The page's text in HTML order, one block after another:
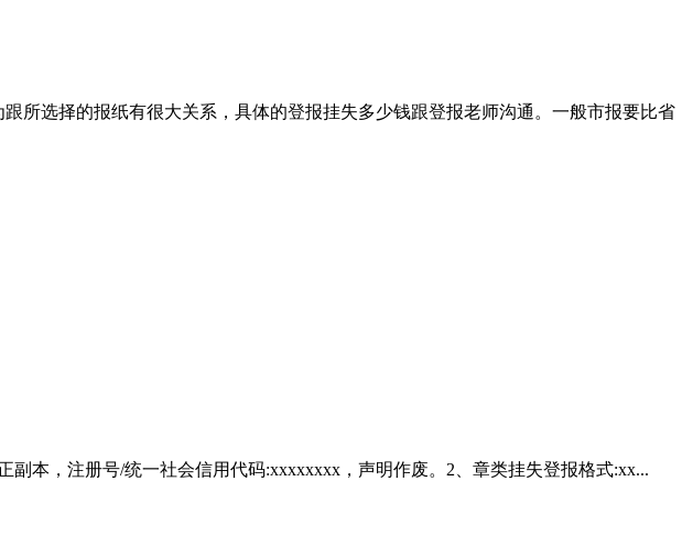
所选择的报纸有很大关系，具体的登报挂失多少钱跟登报老师沟通。一般市报要比省
本，注册号/统一社会信用代码:xxxxxxxx，声明作废。2、章类挂失登报格式:xx...